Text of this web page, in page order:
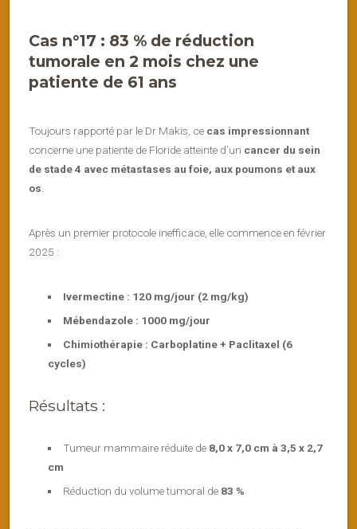
Cas n°17 : 83 % de réduction
tumorale en 2 mois chez une
patiente de 61 ans
Toujours rapporté par le Dr Makis, ce cas impressionnant
concerne une patiente de Floride atteinte d’un cancer du sein
de stade 4 avec métastases au foie, aux poumons et aux
os
Après un premier protocole inefficace, elle commence en février
2025 :
Ivermectine : 120 mg/jour (2 mg/kg)
Mébendazole : 1000 mg/jour
Chimiothérapie : Carboplatine + Paclitaxel (6
cycles)
Résultats :
Tumeur mammaire réduite de 8,0 x 7,0 cm à 3,5 x 2,7
cm
Réduction du volume tumoral de 83 %